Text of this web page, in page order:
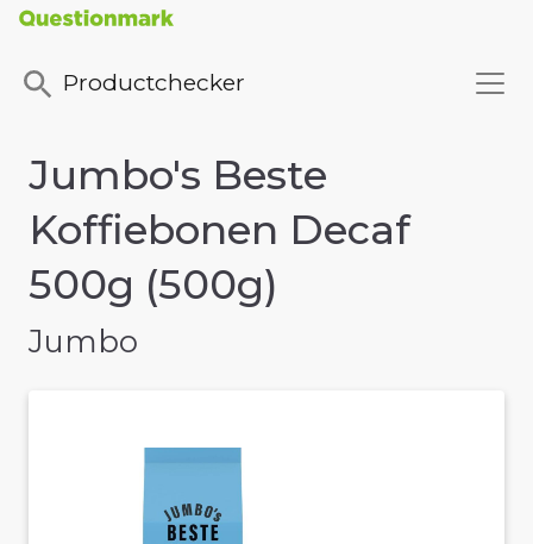
Productchecker
Jumbo's Beste
Koffiebonen Decaf
500g (500g)
Jumbo